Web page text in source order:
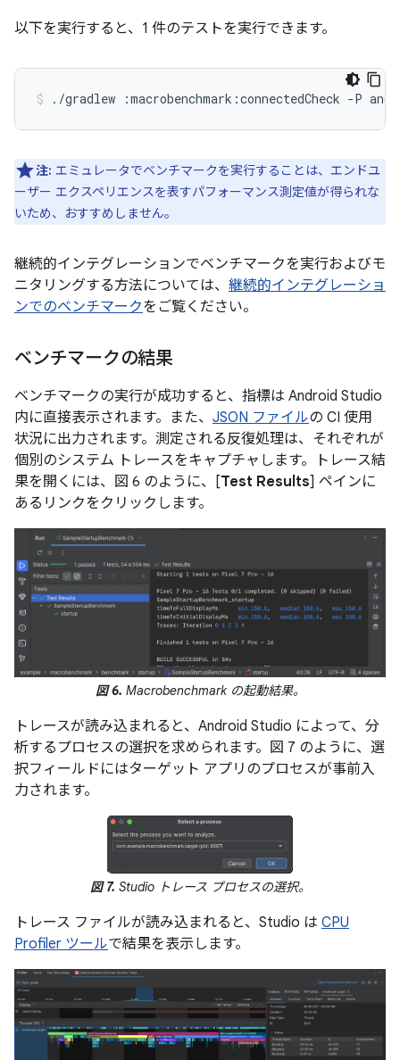
以下を実行すると、1 件のテストを実行できます。
./gradlew :macrobenchmark:connectedCheck -P
注: エミュレータでベンチマークを実行することは、エンドユ
ーザー エクスペリエンスを表すパフォーマンス測定値が得られな
いため、おすすめしません。
継続的インテグレーションでベンチマークを実行およびモ
ニタリングする方法については、 継続的インテグレーショ
ンでのベンチマークをご覧ください。
ベンチマークの結果
ベンチマークの実行が成功すると、指標は Android Studio
内に直接表示されます。また、 JSON ファイルの CI 使用
状況に出力されます。測定される反復処理は、それぞれが
個別のシステム トレースをキャプチャします。トレース結
果を開くには、図 6 のように、[Test Results] ペインに
あるリンクをクリックします。
図 6. Macrobenchmark の起動結果。
トレースが読み込まれると、Android Studio によって、分
析するプロセスの選択を求められます。図 7 のように、選
択フィールドにはターゲット アプリのプロセスが事前入
力されます。
図 7. Studio トレース プロセスの選択。
トレース ファイルが読み込まれると、Studio は CPU
Profiler ツールで結果を表示します。